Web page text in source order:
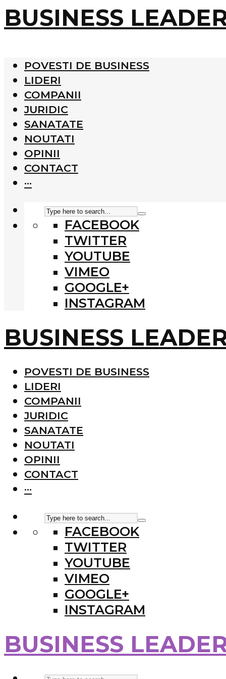
BUSINESS
POVESTI DE BUSINESS
LIDERI
COMPANII
JURIDIC
SANATATE
NOUTATI
OPINII
CONTACT
···
FACEBOOK
TWITTER
YOUTUBE
VIMEO
GOOGLE+
INSTAGRAM
BUSINESS
POVESTI DE BUSINESS
LIDERI
COMPANII
JURIDIC
SANATATE
NOUTATI
OPINII
CONTACT
···
FACEBOOK
TWITTER
YOUTUBE
VIMEO
GOOGLE+
INSTAGRAM
BUSINESS